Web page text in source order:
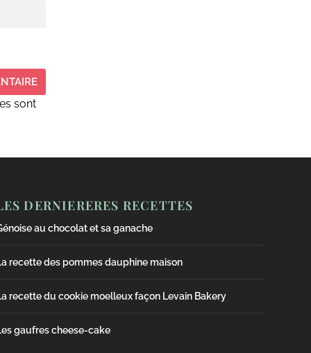
sont
DERNIERERES RECETTES
au chocolat et sa ganache
recette des pommes dauphine maison
recette du cookie moelleux façon Levain Bakery
gaufres cheese-cake